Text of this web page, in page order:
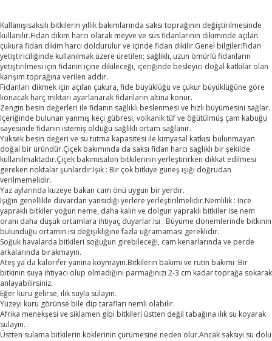
Kullanışısaksılı bitkilerin yıllık bakımlarında saksı toprağının değiştirilmesinde
kullanılır.Fidan dikim harcı olarak meyve ve süs fidanlarının dikiminde açılan
çukura fidan dikim harcı doldurulur ve içinde fidan dikilir.Genel bilgiler:Fidan
yetiştiriciliğinde kullanılmak üzere üretilen; sağlıklı, uzun ömürlü fidanların
yetiştirilmesi için fidanın içine dikileceği, içeriğinde besleyici doğal katkılar olan
karışım toprağına verilen addır.
Fidanları dikmek için açılan çukura, fide büyüklüğü ve çukur büyüklüğüne göre
konacak harç miktarı ayarlanarak fidanların altına konur.
Zengin besin değerleri ile fidanın sağlıklı beslenmesi ve hızlı büyümesini sağlar.
Içeriğinde bulunan yanmış keçi gübresi, volkanik tüf ve öğütülmüş çam kabuğu
sayesinde fidanın istemiş olduğu sağlıklı ortam sağlanır.
Yüksek besin değeri ve su tutma kapasitesi ile kimyasal katkısı bulunmayan
doğal bir üründür.Çiçek bakımında da saksı fidan harcı sağlıklı bir şekilde
kullanılmaktadır.Çiçek bakımısalon bitkilerinin yerleştirirken dikkat edilmesi
gereken noktalar şunlardır:Işık : Bir çok bitkiye güneş ışığı doğrudan
verilmemelidir.
Yaz aylarında kuzeye bakan cam önü uygun bir yerdir.
Işığın genellikle duvardan yansıdığı yerlere yerleştirilmelidir.Nemlilik : Ince
yapraklı bitkiler yoğun neme, daha kalın ve dolgun yapraklı bitkiler ise nem
oranı daha düşük ortamlara ihtiyaç duyarlar.Isı : Büyüme dönemlerinde bitkinin
bulunduğu ortamın ısı değişikliğine fazla uğramaması gereklidir.
Soğuk havalarda bitkileri soğuğun girebileceği, cam kenarlarında ve perde
arkalarında bırakmayın.
Ateş ya da kalorifer yanına koymayın.Bitkilerin bakımı ve rutin bakımı :Bir
bitkinin suya ihtiyacı olup olmadığını parmağınızı 2-3 cm kadar toprağa sokarak
anlayabilirsiniz.
Eğer kuru gelirse, ılık suyla sulayın.
Yüzeyi kuru görünse bile dip tarafları nemli olabilir.
Afrika menekşesi ve siklamen gibi bitkileri üstten değil tabağına ılık su koyarak
sulayın.
Üstten sulama bitkilerin köklerinin çürümesine neden olur.Ancak saksıyı su dolu